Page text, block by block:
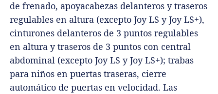
de frenado, apoyacabezas delanteros y traseros
regulables en altura (excepto Joy LS y Joy LS+),
cinturones delanteros de 3 puntos regulables
en altura y traseros de 3 puntos con central
abdominal (excepto Joy LS y Joy LS+); trabas
para niños en puertas traseras, cierre
automático de puertas en velocidad. Las